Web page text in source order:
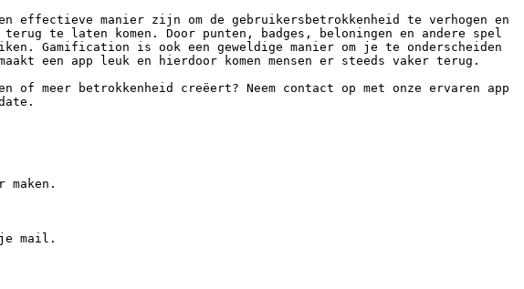
manier zijn om de gebruikersbetrokkenheid te verhogen en
te laten komen. Door punten, badges, beloningen en andere spel
Gamification is ook een geweldige manier om je te onderscheiden
een app leuk en hierdoor komen mensen er steeds vaker terug.
meer betrokkenheid creëert? Neem contact op met onze ervaren app
mail.